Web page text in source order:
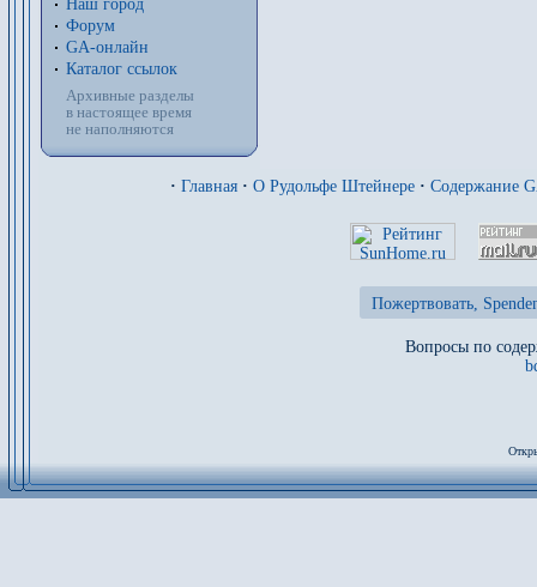
Наш город
Форум
GA-онлайн
Каталог ссылок
Архивные разделы
в настоящее время
не наполняются
· Главная · О Рудольфе Штейнере · Содержание
Пожертвовать,
Вопросы по